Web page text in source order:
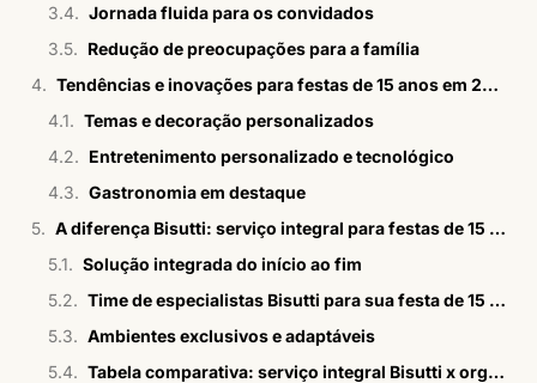
Jornada fluida para os convidados
Redução de preocupações para a família
Tendências e inovações para festas de 15 anos em 2026
Temas e decoração personalizados
Entretenimento personalizado e tecnológico
Gastronomia em destaque
A diferença Bisutti: serviço integral para festas de 15 anos
Solução integrada do início ao fim
Time de especialistas Bisutti para sua festa de 15 anos
Ambientes exclusivos e adaptáveis
Tabela comparativa: serviço integral Bisutti x organização tradicional